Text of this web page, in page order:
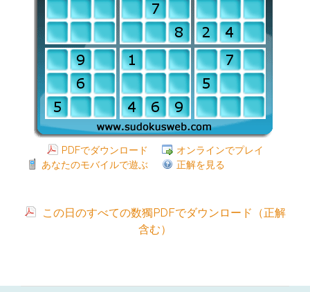
PDFでダウンロード
オンラインでプレイ
あなたのモバイルで遊ぶ
正解を見る
この日のすべての数獨PDFでダウンロード（正解
含む）